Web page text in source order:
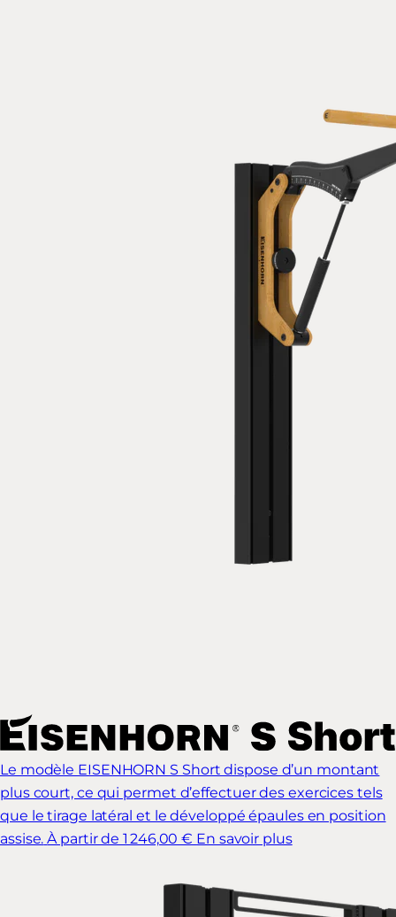
Le modèle EISENHORN S Short dispose d’un montant
plus court, ce qui permet d’effectuer des exercices tels
que le tirage latéral et le développé épaules en position
assise. À partir de 1 246,00 € En savoir plus